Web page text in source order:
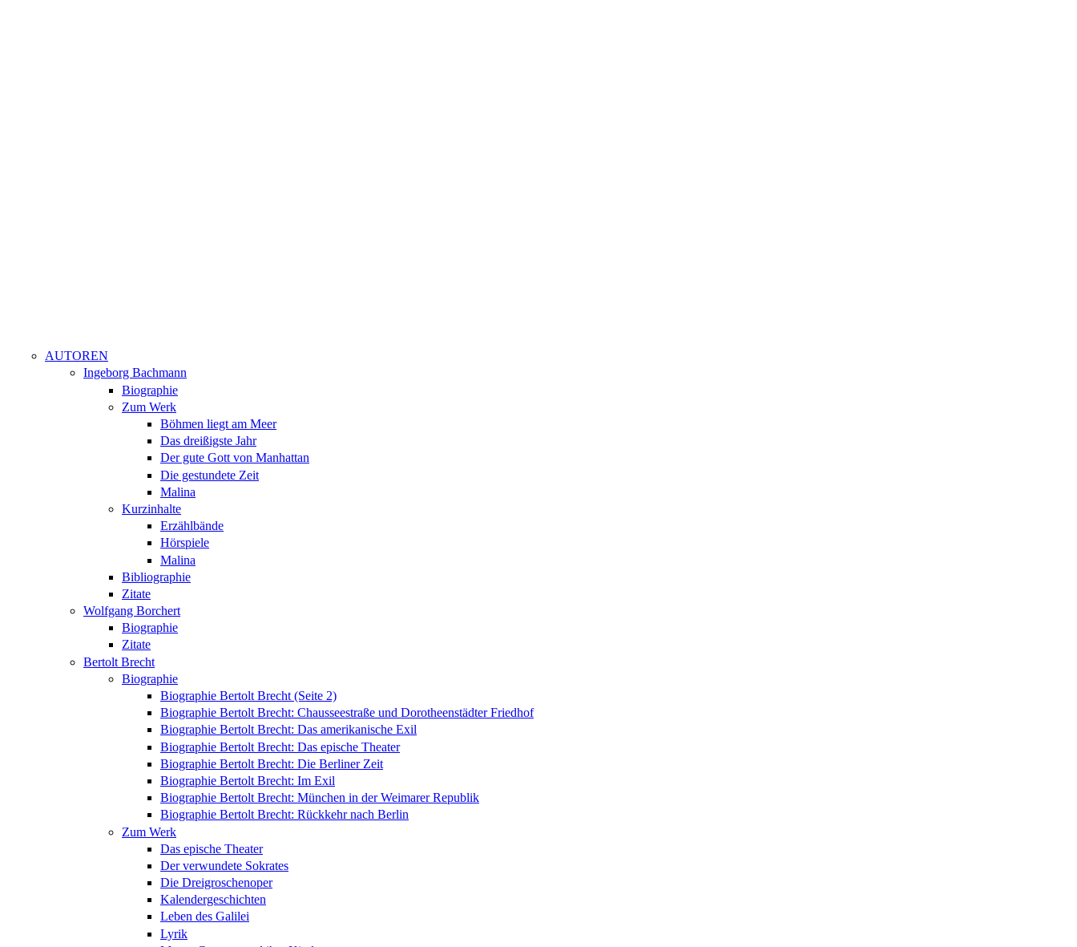
AUTOREN
Ingeborg Bachmann
Biographie
Zum Werk
Böhmen liegt am Meer
Das dreißigste Jahr
Der gute Gott von Manhattan
Die gestundete Zeit
Malina
Kurzinhalte
Erzählbände
Hörspiele
Malina
Bibliographie
Zitate
Wolfgang Borchert
Biographie
Zitate
Bertolt Brecht
Biographie
Biographie Bertolt Brecht (Seite 2)
Biographie Bertolt Brecht: Chausseestraße und Dorotheenstädter Friedhof
Biographie Bertolt Brecht: Das amerikanische Exil
Biographie Bertolt Brecht: Das epische Theater
Biographie Bertolt Brecht: Die Berliner Zeit
Biographie Bertolt Brecht: Im Exil
Biographie Bertolt Brecht: München in der Weimarer Republik
Biographie Bertolt Brecht: Rückkehr nach Berlin
Zum Werk
Das epische Theater
Der verwundete Sokrates
Die Dreigroschenoper
Kalendergeschichten
Leben des Galilei
Lyrik